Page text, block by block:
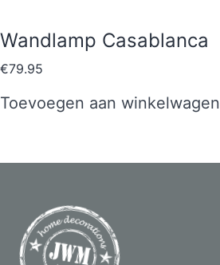
Wandlamp Casablanca
€79.95
Toevoegen aan winkelwagen